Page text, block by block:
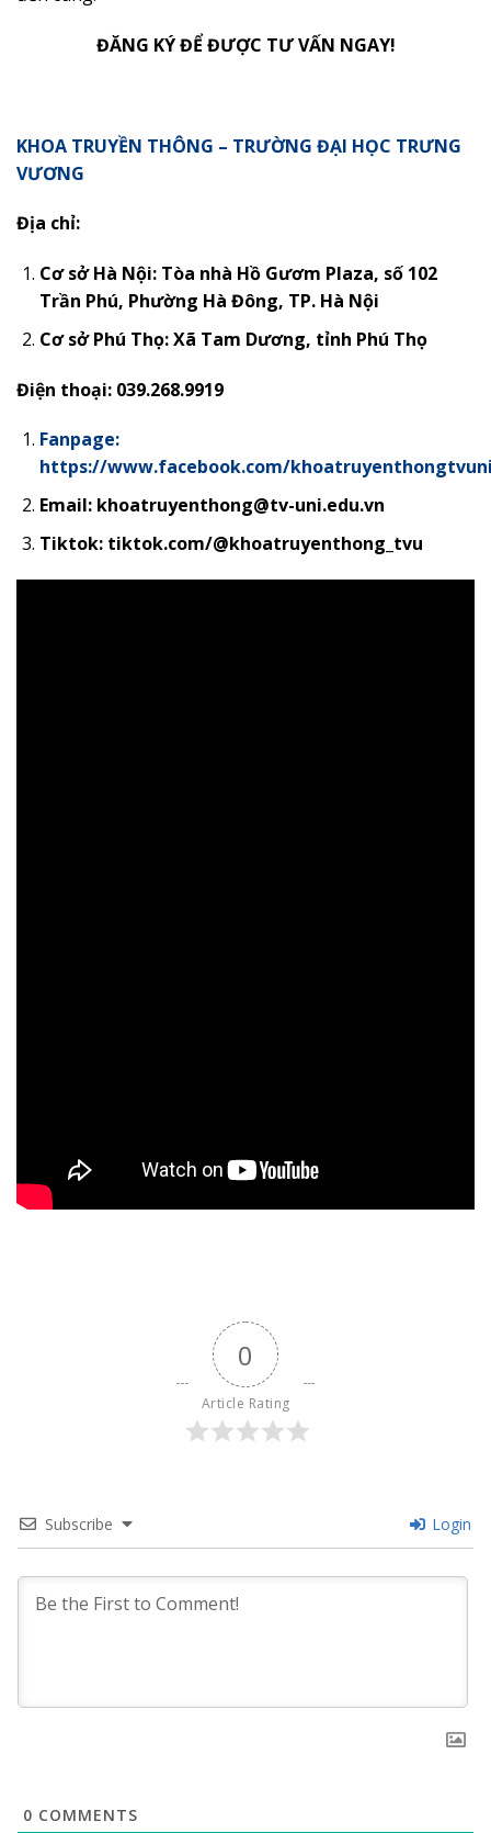
ĐĂNG KÝ ĐỂ ĐƯỢC TƯ VẤN NGAY!
KHOA TRUYỀN THÔNG – TRƯỜNG ĐẠI HỌC TRƯNG
VƯƠNG
Địa chỉ:
Cơ sở Hà Nội: Tòa nhà Hồ Gươm Plaza, số 102
Trần Phú, Phường Hà Đông, TP. Hà Nội
Cơ sở Phú Thọ:Xã Tam Dương, tỉnh Phú Thọ
Điện thoại: 039.268.9919
Fanpage:
https://www.facebook.com/
Email: khoatruyenthong@tv-uni.edu.vn
Tiktok: tiktok.com/@khoatruyenthong_tvu
0
Article Rating
Subscribe Login
0 COMMENTS